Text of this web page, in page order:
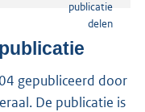
gepubliceerd door
De publicatie is